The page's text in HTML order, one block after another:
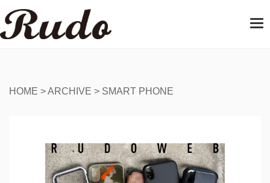
T
HOME >ARCHIVE > SMART PHONE